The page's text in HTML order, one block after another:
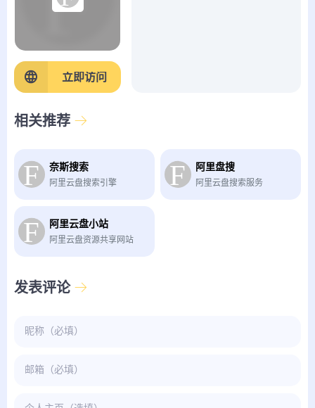
立即访问
相关推荐
奈斯搜索
阿里云盘搜索引擎
阿里盘搜
阿里云盘搜索服务
阿里云盘小站
阿里云盘资源共享网站
发表评论